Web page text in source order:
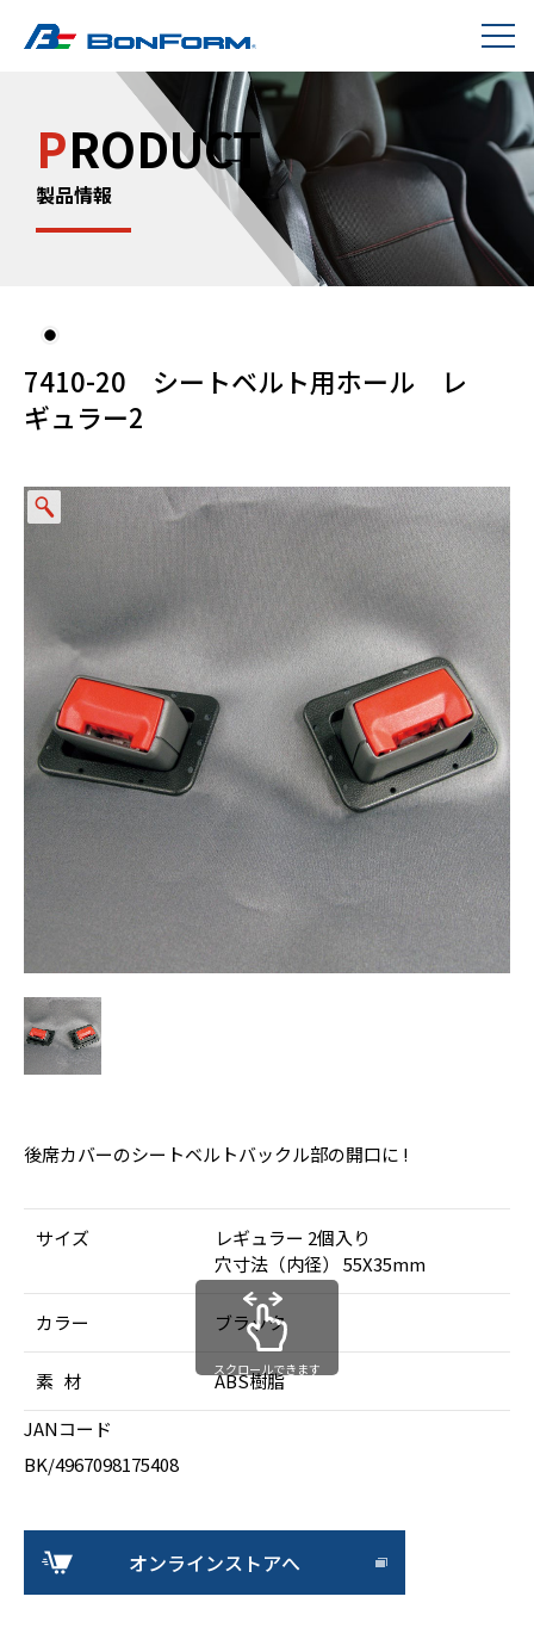
PRODUCT
製品情報
7410-20 シートベルト用ホール レ
ギュラー2
後席カバーのシートベルトバックル部の開口に !
サイズ
レギュラー 2個入り
穴寸法（内径） 55X35mm
カラー ブラック
素 材 ABS樹脂
スクロールできます
JANコード
BK/4967098175408
オンラインストアへ